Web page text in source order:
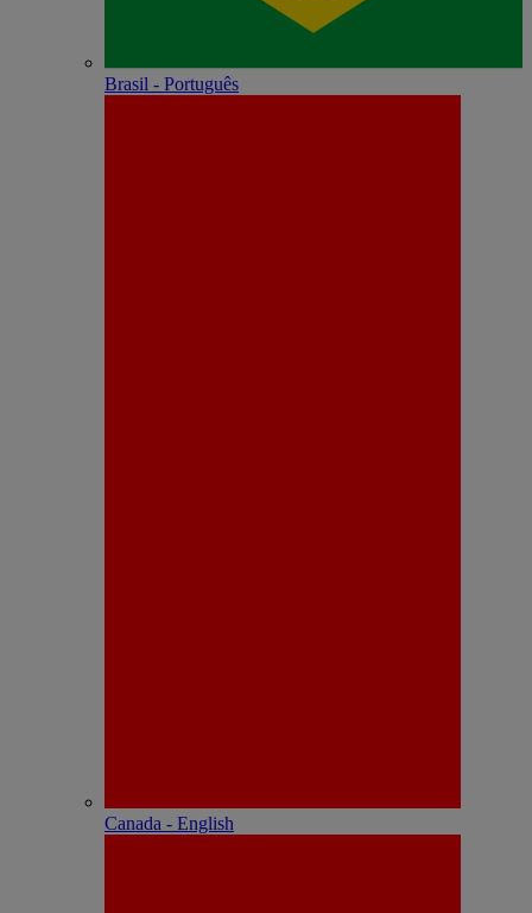
Brasil - Português
Canada - English